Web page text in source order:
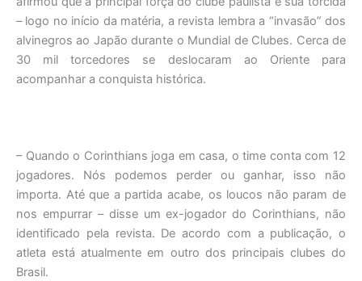
– logo no início da matéria, a revista lembra a “invasão” dos
alvinegros ao Japão durante o Mundial de Clubes. Cerca de
30 mil torcedores se deslocaram ao Oriente para
acompanhar a conquista histórica.
– Quando o Corinthians joga em casa, o time conta com 12
jogadores. Nós podemos perder ou ganhar, isso não
importa. Até que a partida acabe, os loucos não param de
nos empurrar – disse um ex-jogador do Corinthians, não
identificado pela revista. De acordo com a publicação, o
atleta está atualmente em outro dos principais clubes do
Brasil.